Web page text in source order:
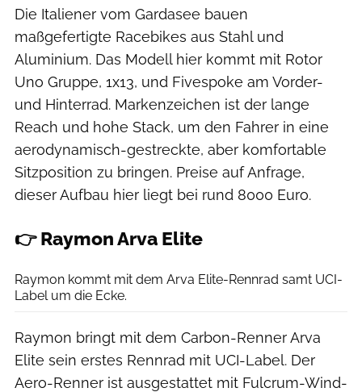
Die Italiener vom Gardasee bauen
maßgefertigte Racebikes aus Stahl und
Aluminium. Das Modell hier kommt mit Rotor
Uno Gruppe, 1x13, und Fivespoke am Vorder-
und Hinterrad. Markenzeichen ist der lange
Reach und hohe Stack, um den Fahrer in eine
aerodynamisch-gestreckte, aber komfortable
Sitzposition zu bringen. Preise auf Anfrage,
dieser Aufbau hier liegt bei rund 8000 Euro.
👉 Raymon Arva Elite
Raymon kommt mit dem Arva Elite-Rennrad samt UCI-
Label um die Ecke.
Raymon bringt mit dem Carbon-Renner Arva
Elite sein erstes Rennrad mit UCI-Label. Der
Aero-Renner ist ausgestattet mit Fulcrum-Wind-